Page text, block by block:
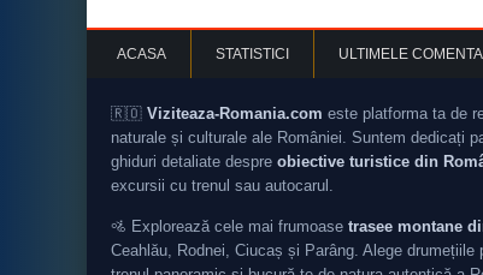
ACASA STATISTICI ULTIMELE
🇷🇴 Viziteaza-Romania.com este platforma ta de
naturale și culturale ale României. Suntem dedicați
ghiduri detaliate despre obiective turistice din
excursii cu trenul sau autocarul.
🚵 Explorează cele mai frumoase trasee montane
Ceahlău, Rodnei, Ciucaș și Parâng. Alege